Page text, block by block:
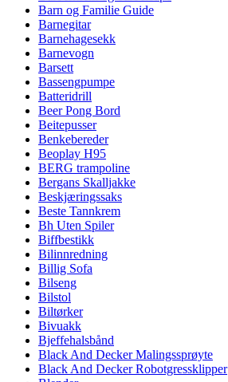
Barn og Familie Guide
Barnegitar
Barnehagesekk
Barnevogn
Barsett
Bassengpumpe
Batteridrill
Beer Pong Bord
Beitepusser
Benkebereder
Beoplay H95
BERG trampoline
Bergans Skalljakke
Beskjæringssaks
Beste Tannkrem
Bh Uten Spiler
Biffbestikk
Bilinnredning
Billig Sofa
Bilseng
Bilstol
Biltørker
Bivuakk
Bjeffehalsbånd
Black And Decker Malingssprøyte
Black And Decker Robotgressklipper